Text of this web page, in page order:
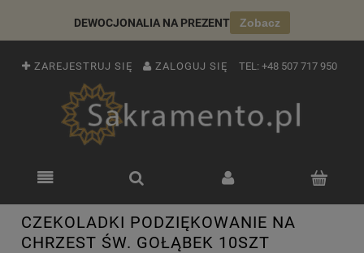
DEWOCJONALIA NA PREZENT Zobacz
ZAREJESTRUJ SIĘ ZALOGUJ SIĘ TEL: +48 507 717 950
CZEKOLADKI PODZIĘKOWANIE NA
CHRZEST ŚW. GOŁĄBEK 10SZT